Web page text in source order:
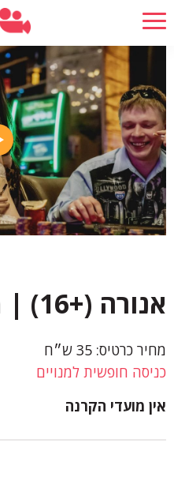
דילוג
לתוכן
העיקרי
אנורה (+16) | Anora
מחיר כרטיס: 35 ש״ח
כניסה חופשית למנויים
אין מועדי הקרנה